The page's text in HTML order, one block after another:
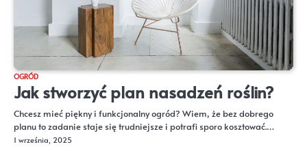
OGRÓD
Jak stworzyć plan nasadzeń roślin?
Chcesz mieć piękny i funkcjonalny ogród? Wiem, że bez dobrego
planu to zadanie staje się trudniejsze i potrafi sporo kosztować.…
1 września, 2025